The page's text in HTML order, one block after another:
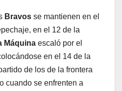
Bravos se mantienen en el
en el 12 de la
Máquina escaló por el
en el 14 de la
de los de la frontera
cuando se enfrenten a